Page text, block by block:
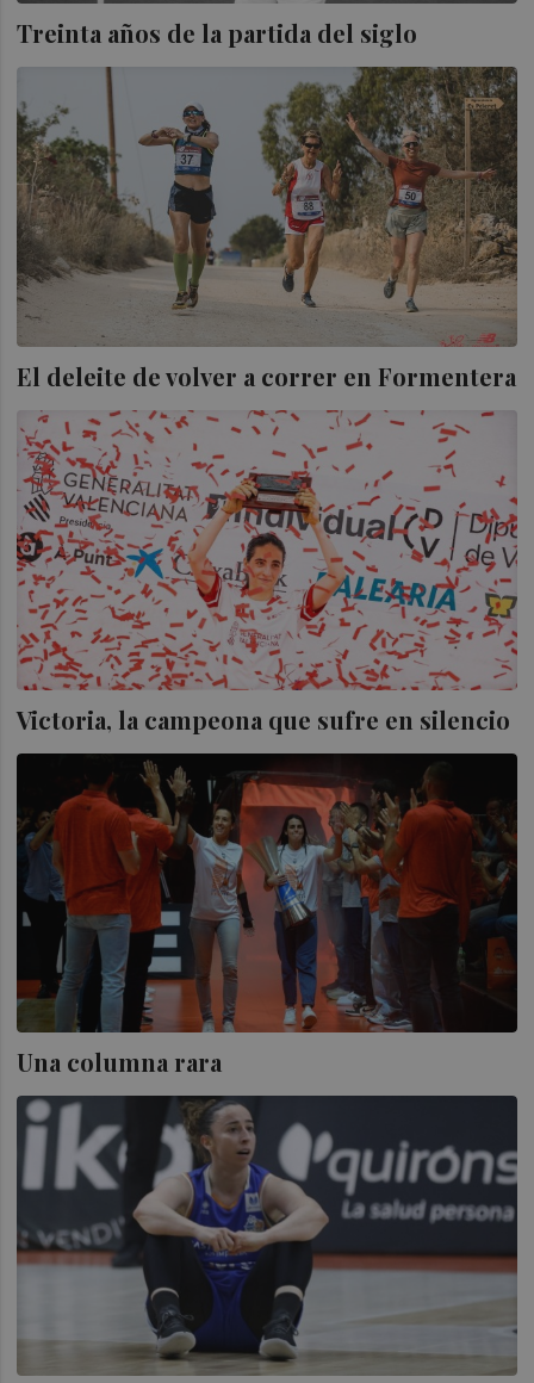
Treinta años de la partida del siglo
El deleite de volver a correr en Formentera
Victoria, la campeona que sufre en silencio
Una columna rara